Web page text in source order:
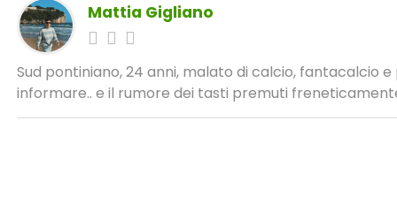
Mattia Gigliano
Sud pontiniano, 24 anni, malato di calcio, fantacalcio
informare.. e il rumore dei tasti premuti